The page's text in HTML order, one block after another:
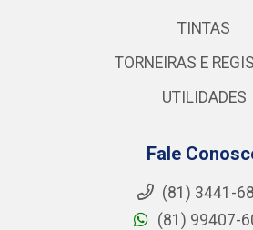
TINTAS
TORNEIRAS E
UTILIDADES
Fale
(81) 3441-
(81) 99407-